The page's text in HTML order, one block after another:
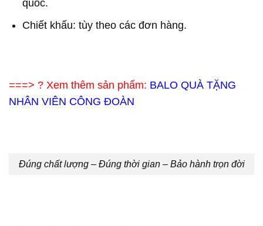
quốc.
Chiết khấu: tùy theo các đơn hàng.
===> ? Xem thêm sản phẩm: BALO QUÀ TẶNG
NHÂN VIÊN CÔNG ĐOÀN
Đúng chất lượng – Đúng thời gian – Bảo hành trọn đời